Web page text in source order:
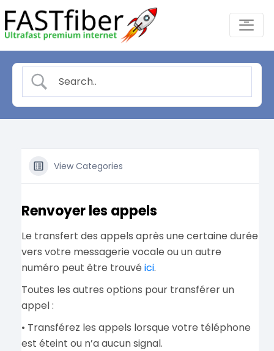
to
content
-
View Categories
Renvoyer les appels
Le transfert des appels après une certaine durée
vers votre messagerie vocale ou un autre
numéro peut être trouvé ici.
Toutes les autres options pour transférer un
appel :
• Transférez les appels lorsque votre téléphone
est éteint ou n’a aucun signal.